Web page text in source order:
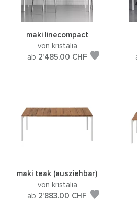
maki linecompact
von kristalia
ab 2’485.00 CHF
maki teak (ausziehbar)
von kristalia
ab 2’883.00 CHF